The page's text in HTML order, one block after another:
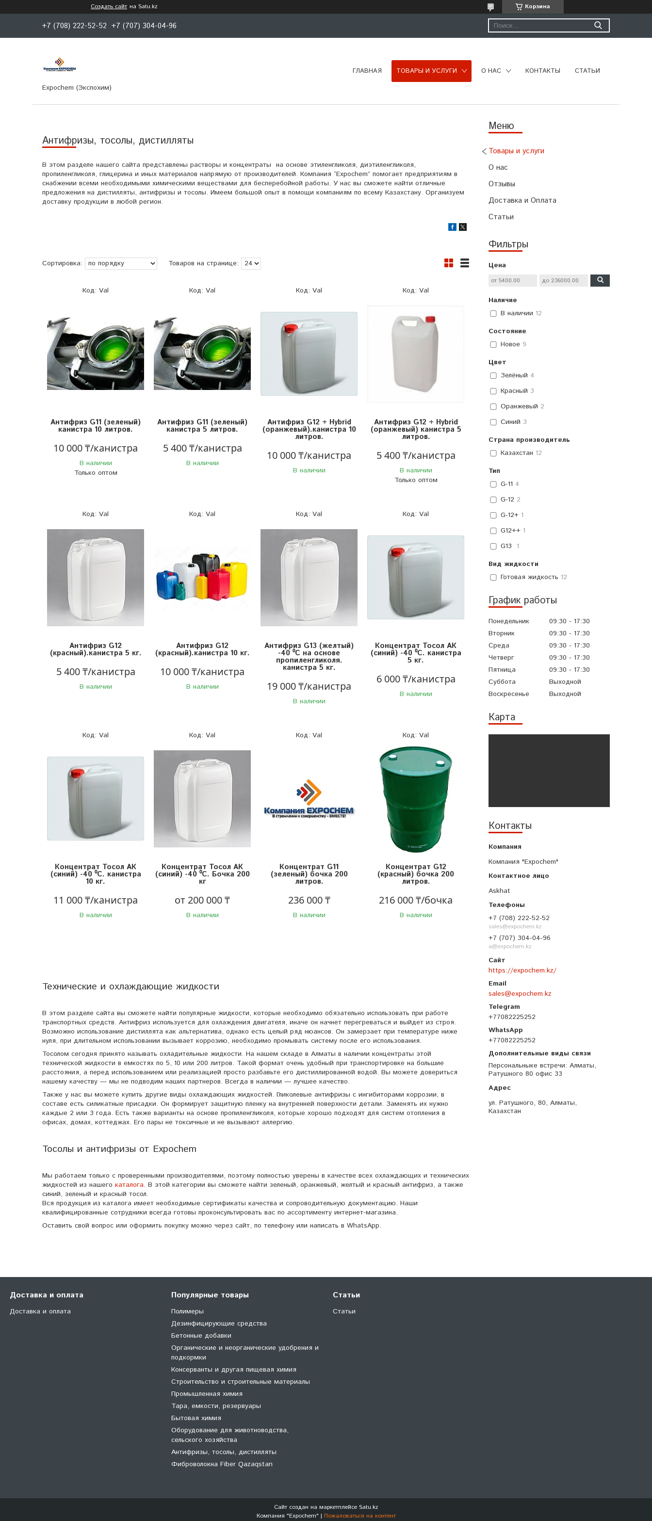
Создать сайт на Satu.kz Корзина
+7 (708) 222-52-52 +7 (707) 304-04-96
Expochem (Экспохим)
ГЛАВНАЯ ТОВАРЫ И УСЛУГИ О НАС КОНТАКТЫ СТАТЬИ
Товары и услуги
О нас
Отзывы
Доставка и Оплата
Статьи
Фильтры
Цена
Наличие
В наличии 12
Состояние
Новое 9
Цвет
Зелёный 4
Красный 3
Оранжевый 2
Синий 3
Страна производитель
Казахстан 12
Тип
G-11 4
G-12 2
G-12+ 1
G12++ 1
G13 1
Вид жидкости
Готовая жидкость 12
График работы
Понедельник 09:30
17:30
Вторник
09:30
17:30
Среда
09:30
17:30
Четверг
09:30
17:30
Пятница
09:30
17:30
Суббота
Выходной
Воскресенье
Выходной
Карта
Контакты
Компания "Expochem"
Askhat
+7 (708) 222-52-52
sales@expochem.kz
+7 (707) 304-04-96
a@expochem.kz
https://expochem.kz/
sales@expochem.kz
+77082225252
+77082225252
Персональныке встречи Алматы,
Ратушного 80 офис 33
ул. Ратушного, 80, Алматы,
Казахстан
Антифризы, тосолы, дистилляты
В этом разделе нашего сайта представлены растворы и концентраты на основе этиленгликоля, диэтиленгликоля,
пропиленгликоля, глицерина и иных материалов напрямую от производителей. Компания “Expochem” помогает предприятиям в
снабжении всеми необходимыми химическими веществами для бесперебойной работы. У нас вы сможете найти отличные
предложения на дистилляты, антифризы и тосолы. Имеем большой опыт в помощи компаниям по всему Казахстану. Организуем
доставку продукции в любой регион.
Val
Антифриз G11 (зеленый)
канистра 10 литров.
10 000 ₸/канистра
В наличии
Только оптом
Val
Антифриз G11 (зеленый)
канистра 5 литров.
5 400 ₸/канистра
В наличии
Val
Антифриз G12 + Hybrid
(оранжевый).канистра 10
литров.
10 000 ₸/канистра
В наличии
Val
Антифриз G12 + Hybrid
(оранжевый) канистра 5
литров.
5 400 ₸/канистра
В наличии
Только оптом
Val
Антифриз G12
(красный).канистра 5 кг.
5 400 ₸/канистра
В наличии
Val
Антифриз G12
(красный).канистра 10 кг.
10 000 ₸/канистра
В наличии
Val
Антифриз G13 (желтый)
-40 ⁰С на основе
пропиленгликоля.
канистра 5 кг.
19 000 ₸/канистра
В наличии
Val
Концентрат Тосол АК
(синий) -40 ⁰С. канистра
5 кг.
6 000 ₸/канистра
В наличии
Val
Концентрат Тосол АК
(синий) -40 ⁰С. канистра
10 кг.
11 000 ₸/канистра
В наличии
Val
Концентрат Тосол АК
(синий) -40 ⁰С. Бочка 200
кг
от 200 000 ₸
В наличии
Val
Концентрат G11
(зеленый) бочка 200
литров.
236 000 ₸
В наличии
Val
Концентрат G12
(красный) бочка 200
литров.
216 000 ₸/бочка
В наличии
Технические и охлаждающие жидкости
В этом разделе сайта вы сможете найти популярные жидкости, которые необходимо обязательно использовать при работе
транспортных средств. Антифриз используется для охлаждения двигателя, иначе он начнет перегреваться и выйдет из строя.
Возможно использование дистиллята как альтернатива, однако есть целый ряд нюансов. Он замерзает при температуре ниже
нуля, при длительном использовании вызывает коррозию, необходимо промывать систему после его использования.
Тосолом сегодня принято называть охладительные жидкости. На нашем складе в Алматы в наличии концентраты этой
технической жидкости в емкостях по 5, 10 или 200 литров. Такой формат очень удобный при транспортировке на большие
расстояния, а перед использованием или реализацией просто разбавьте его дистиллированной водой. Вы можете довериться
нашему качеству — мы не подводим наших партнеров. Всегда в наличии — лучшее качество.
Также у нас вы можете купить другие виды охлаждающих жидкостей. Гликолевые антифризы с ингибиторами коррозии, в
составе есть силикатные присадки. Он формирует защитную пленку на внутренней поверхности детали. Заменять их нужно
каждые 2 или 3 года. Есть также варианты на основе пропиленгликоля, которые хорошо подходят для систем отопления в
офисах, домах, коттеджах. Его пары не токсичные и не вызывают аллергию.
Тосолы и антифризы от Expochem
Мы работаем только с проверенными производителями, поэтому полностью уверены в качестве всех охлаждающих и технических
жидкостей из нашего каталога. В этой категории вы сможете найти зеленый, оранжевый, желтый и красный антифриз, а также
синий, зеленый и красный тосол.
Вся продукция из каталога имеет необходимые сертификаты качества и сопроводительную документацию. Наши
квалифицированные сотрудники всегда готовы проконсультировать вас по ассортименту интернет-магазина.
Оставить свой вопрос или оформить покупку можно через сайт, по телефону или написать в WhatsApp.
Доставка и оплата
Доставка и оплата
Популярные товары
Полимеры
Дезинфицирующие средства
Бетонные добавки
Органические и неорганические удобрения и
подкормки
Консерванты и другая пищевая химия
Строительство и строительные материалы
Промышленная химия
Тара, емкости, резервуары
Бытовая химия
Оборудование для животноводства,
сельского хозяйства
Антифризы, тосолы, дистилляты
Фиброволокна Fiber Qazaqstan
Статьи
Статьи
Сайт создан на маркетплейсе Satu.kz
Компания "Expochem" | Пожаловаться на контент